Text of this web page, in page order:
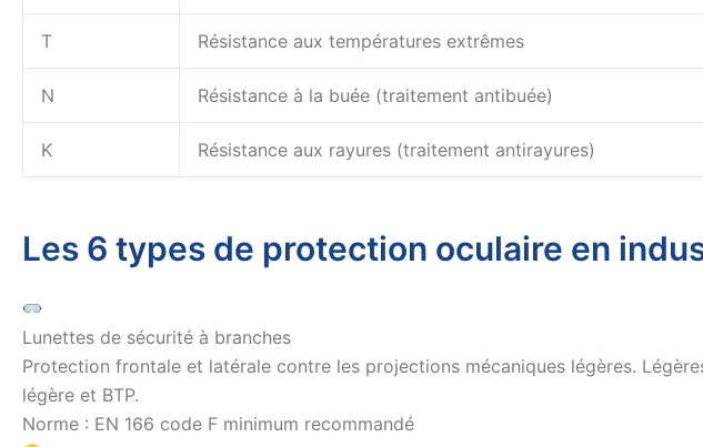
T Résistance aux températures extrêmes
N Résistance à la buée (traitement antibuée)
K Résistance aux rayures (traitement antirayures)
Les 6 types de protection oculaire en
Lunettes de sécurité à branches
Protection frontale et latérale contre les projections mécaniques légères.
légère et BTP.
Norme : EN 166 code F minimum recommandé